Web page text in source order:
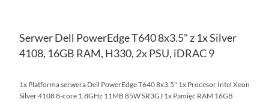
Serwer Dell PowerEdge T640 8x3.5" z 1x Silver
4108, 16GB RAM, H330, 2x PSU, iDRAC 9
1x Platforma serwera Dell PowerEdge T640 8x3.5" 1x Procesor Intel Xeon
Silver 4108 8-core 1.8GHz 11MB 85W SR3GJ 1x Pamięć RAM 16GB